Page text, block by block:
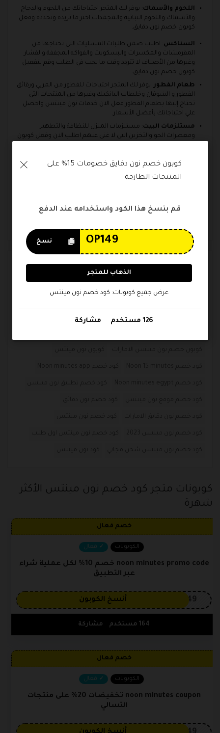
اللحوم والأسماك : يوفر لك المتجر احتياجاتك من اللحوم والدجاج
والأسماك واللحوم النباتية والمجمدات اختر ما تريده وتحدده وفعل
كوبون خصم نون دقايق.
السناكس : اطلب ضمن طلبات المسليات التى تحتاجها من
المقرمشات والمكسرات والبسكويت والفواكه المجففة والفشار
وغيرها من الأصناف لا تتردد وقت ما تحب في الطلب وقم بتفعيل
كوبون خصم نون دقايق.
طعام الفطور: يوفر لك المتجر احتياجات للفطور من المربي ورقائق
الفطور و الشوفان وخلطات البانكيك وغيرها من المنتجات التي
تحتاج إليها بطعام الفطور فعل الان خدمات نون مينتس واحصل
علي احتياجاتك بأفضل الأسعار.
مستلزمات البيت : مستلزمات المنزل للنظافة والتطهير
ومعطرات الجو والتخزين التى لا غنى عنهم اطلب الان وفعل كوبون
: اطلب الآن منتجات العناية الشخصية من
المرطبات والعناية بالفم والبشرة ومزيلات العرق وغيرها من
منتجات العناية الشخصية الأساسية.
مينتس من بين الآلاف المنتجات لتصلك بدقائق معدودة
والاستفادة من خدمات نون مينتس.
الوسوم
Noon minutes app
noon minutes code
noon minutes promo code
كوبونات متجر كود خصم نون مينتس الأكثر
شهرة
خصم فعال
الكوبونات فعال
noon minutes promo code خصم 10% لكل عملية شراء
عبر التطبيق
OP149 أنسخ الكوبون
164 مستخدم مشاركة
خصم فعال
الكوبونات فعال
noon minutes coupon تخفيضات 20% على منتجات
التسالي
المنتجات الطازجة
قم بنسخ هذا الكود واستخدامه عند الدفع
نسخ
الذهاب للمتجر
عرض جميع كوبونات: كود خصم نون مينتس
126 مستخدم مشاركة